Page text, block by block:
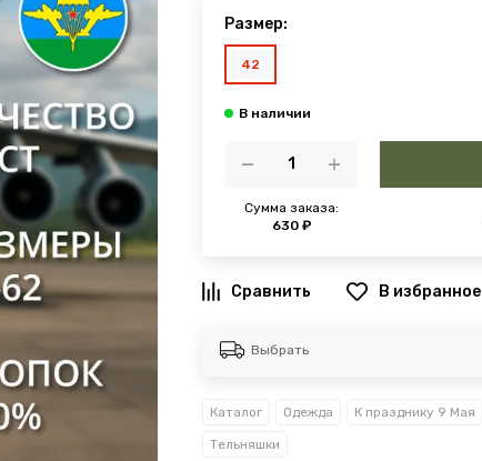
Размер:
42
Сумма заказа:
630 ₽
В избранное
Выбрать
Каталог Одежда К празднику 9 Мая
Тельняшки